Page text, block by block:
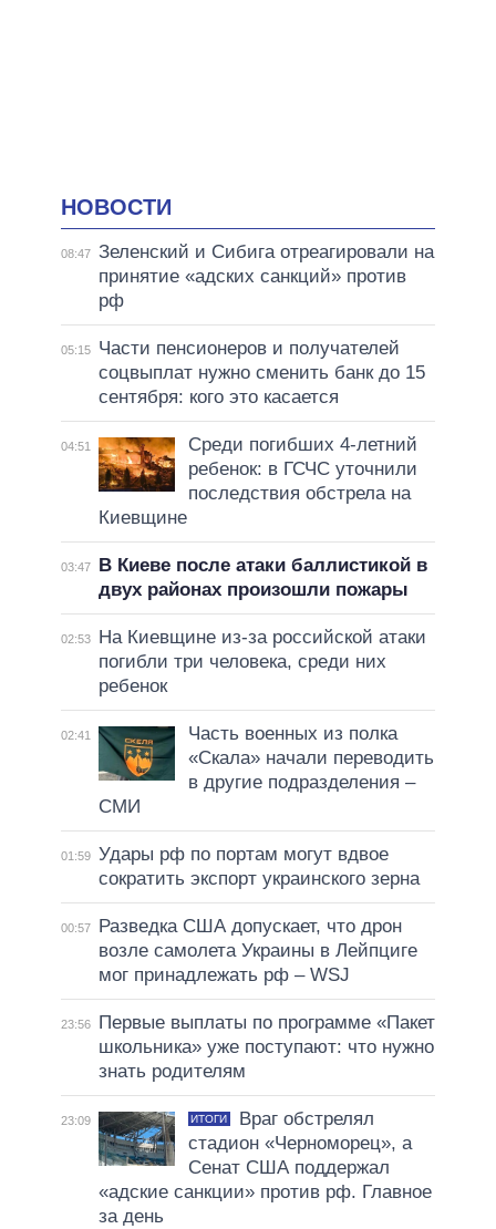
НОВОСТИ
08:47 Зеленский и Сибига отреагировали на
принятие «адских санкций» против
рф
05:15
Части пенсионеров и получателей
соцвыплат нужно сменить банк до 15
сентября: кого это касается
04:51
Среди погибших 4-летний
ребенок: в ГСЧС уточнили
последствия обстрела на
Киевщине
03:47
В Киеве после атаки баллистикой в
двух районах произошли пожары
02:53
На Киевщине из-за российской атаки
погибли три человека, среди них
ребенок
02:41
Часть военных из полка
«Скала» начали переводить
в другие подразделения –
СМИ
01:59 Удары рф по портам могут вдвое
сократить экспорт украинского зерна
00:57
Разведка США допускает, что дрон
возле самолета Украины в Лейпциге
мог принадлежать рф – WSJ
23:56
Первые выплаты по программе «Пакет
школьника» уже поступают: что нужно
знать родителям
23:09 ИТОГИ
Враг обстрелял
стадион «Черноморец», а
Сенат США поддержал
«адские санкции» против рф. Главное
за день